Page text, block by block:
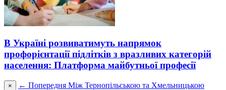
В Україні розвиватимуть напрямок
профорієнтації підлітків з вразливих категорій
населення: Платформа майбутньої професії
× ← Попередня Між Тернопільською та Хмельницькою